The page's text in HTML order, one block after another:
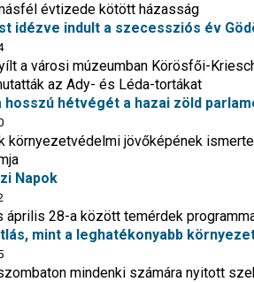
évtizede kötött házasság
idézve indult a szecessziós év
a városi múzeumban Körösfői-
az Ady- és Léda-tortákat
hosszú hétvégét a hazai zöld
környezetvédelmi jövőképének
Napok
április 28-a között temérdek
mint a leghatékonyabb
mindenki számára nyitott